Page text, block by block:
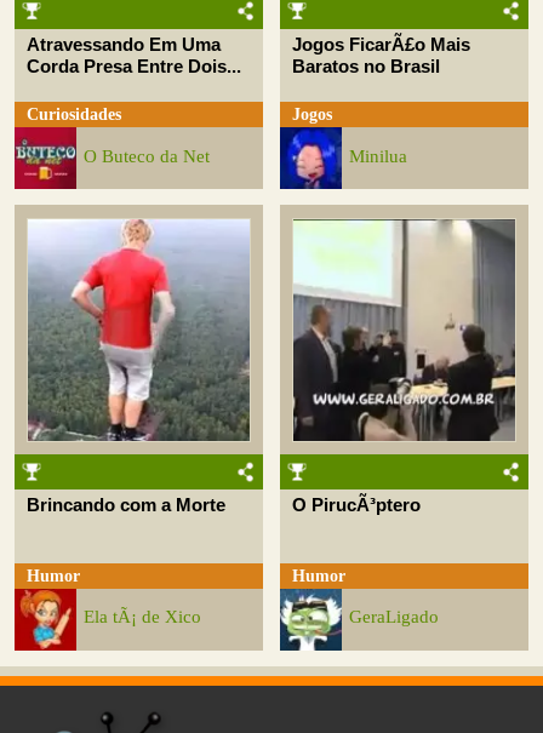
Atravessando Em Uma
Corda Presa Entre Dois...
Curiosidades
O Buteco da Net
Jogos FicarÃ£o Mais
Baratos no Brasil
Jogos
Minilua
Brincando com a Morte
Humor
Ela tÃ¡ de Xico
O PirucÃ³ptero
Humor
GeraLigado